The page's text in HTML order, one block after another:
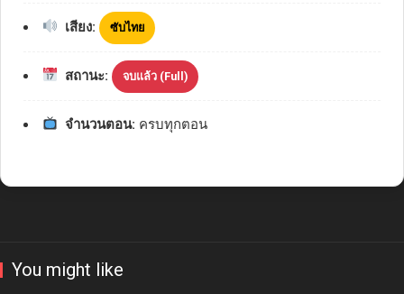
เสียง: ซับไทย
สถานะ: จบแล้ว (Full)
จำนวนตอน: ครบทุกตอน
You might like